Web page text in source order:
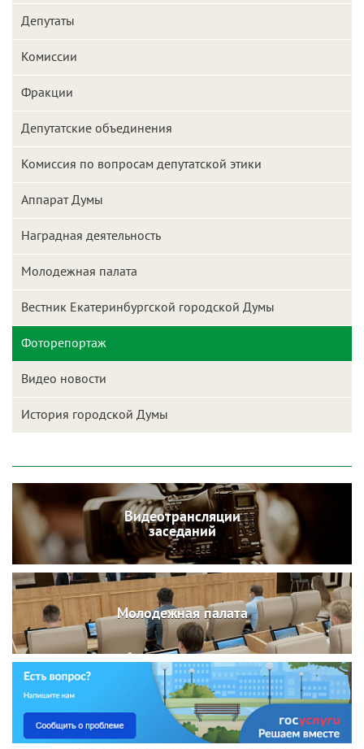
Депутаты
Комиссии
Фракции
Депутатские объединения
Комиссия по вопросам депутатской этики
Аппарат Думы
Наградная деятельность
Молодежная палата
Вестник Екатеринбургской городской Думы
Фоторепортаж
Видео новости
История городской Думы
Видеотрансляции
заседаний
Молодежная палата